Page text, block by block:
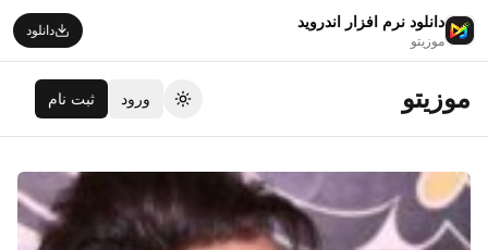
دانلود نرم افزار اندروید
موزیتو
دانلود
موزیتو تغییر تم
ورود ثبت نام